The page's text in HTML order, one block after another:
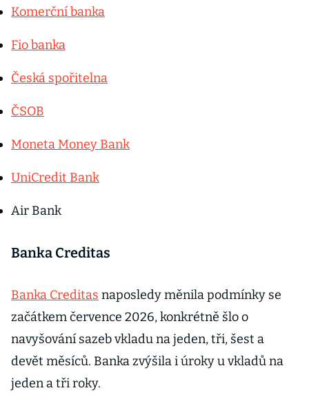
Komerční banka
Fio banka
Česká spořitelna
ČSOB
Moneta Money Bank
UniCredit Bank
Air Bank
Banka Creditas
Banka Creditas naposledy měnila podmínky se
začátkem července 2026, konkrétně šlo o
navyšování sazeb vkladu na jeden, tři, šest a
devět měsíců. Banka zvýšila i úroky u vkladů na
jeden a tři roky.